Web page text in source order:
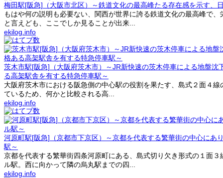
梅田駅[阪急]（大阪市北区）～鉄道文化の最高峰たる存在感を示す、
もはや何の説明も必要ない、関西が世界に誇る鉄道文化の最高峰で
と言えども、ここでしか見ることが出来...
ekilog.info
茨木市駅[阪急]（大阪府茨木市）～JR新快速の茨木停車による地盤
る高架駅舎を有する特急停車駅～
大阪府茨木市における阪急側の中心駅の役割を果たす、島式２面４
ているため、何かと比較される高...
ekilog.info
河原町駅[阪急]（京都市下京区）～京都を代表する繁華街の中心にあ
駅～
京都を代表する繁華街四条河原町にある、島式切り欠き形式の１面
ル駅。西に向かって隣の烏丸駅までの四...
ekilog.info